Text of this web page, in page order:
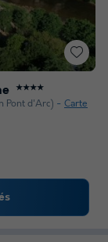
★★★★
Pont d'Arc)
Carte